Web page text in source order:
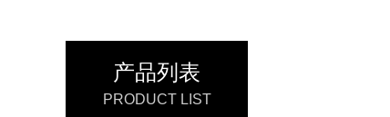
产品列表
PRODUCT LIST